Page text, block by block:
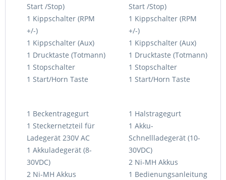
Start /Stop)
1 Kippschalter (RPM
+/-)
1 Kippschalter (Aux)
1 Drucktaste (Totmann)
1 Stopschalter
1 Start/Horn Taste
1 Beckentragegurt
1 Steckernetzteil für
Ladegerät 230V AC
1 Akkuladegerät (8-
30VDC)
2 Ni-MH Akkus
Start /Stop)
1 Kippschalter (RPM
+/-)
1 Kippschalter (Aux)
1 Drucktaste (Totmann)
1 Stopschalter
1 Start/Horn Taste
1 Halstragegurt
1 Akku-
Schnellladegerät (10-
30VDC)
2 Ni-MH Akkus
1 Bedienungsanleitung